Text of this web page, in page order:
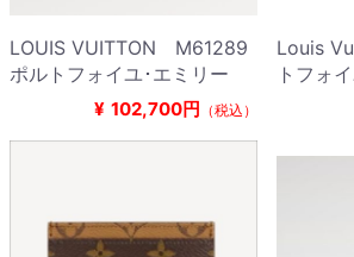
LOUIS VUITTON M61289
ポルトフォイユ･エミリー
¥ 102,700円 （税込）
Louis
トフォ